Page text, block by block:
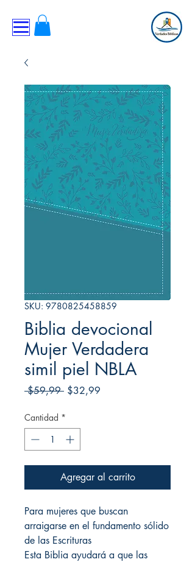
SKU: 9780825458859
Biblia devocional
Mujer Verdadera
simil piel NBLA
$59,99 Precio
$32,99
Cantidad *
Agregar al carrito
Para mujeres que buscan
arraigarse en el fundamento sólido
de las Escrituras
Esta Biblia ayudará a que las